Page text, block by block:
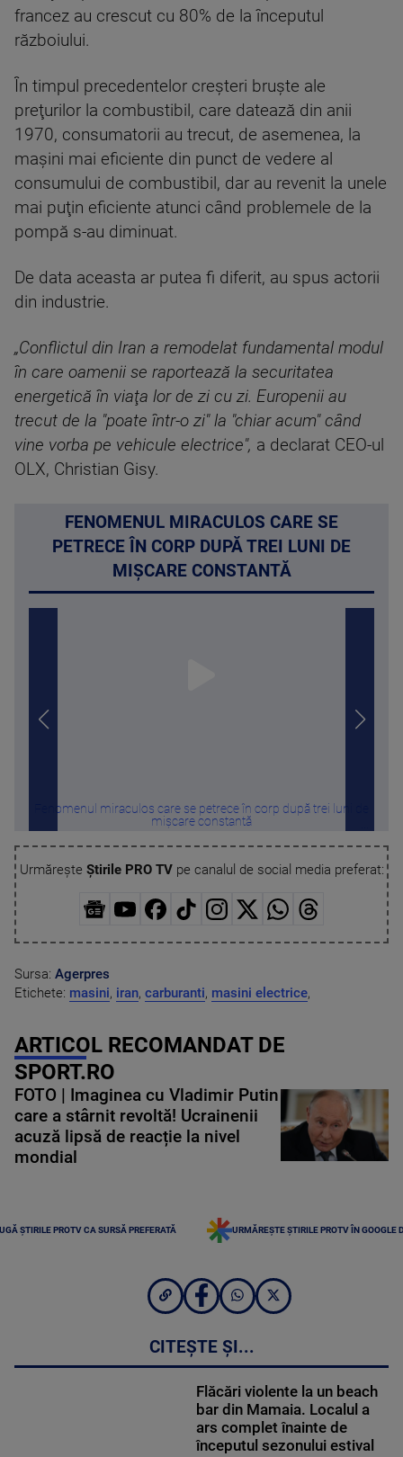
francez au crescut cu 80% de la începutul
războiului.
În timpul precedentelor creşteri bruşte ale
preţurilor la combustibil, care datează din anii
1970, consumatorii au trecut, de asemenea, la
maşini mai eficiente din punct de vedere al
consumului de combustibil, dar au revenit la unele
mai puţin eficiente atunci când problemele de la
pompă s-au diminuat.
De data aceasta ar putea fi diferit, au spus actorii
din industrie.
„Conflictul din Iran a remodelat fundamental modul
în care oamenii se raportează la securitatea
energetică în viaţa lor de zi cu zi. Europenii au
trecut de la "poate într-o zi" la "chiar acum" când
vine vorba pe vehicule electrice", a declarat CEO-ul
OLX, Christian Gisy.
FENOMENUL MIRACULOS CARE SE
PETRECE ÎN CORP DUPĂ TREI LUNI DE
MIȘCARE CONSTANTĂ
Fenomenul miraculos care se petrece în corp după trei luni de
mișcare constantă
Urmărește Știrile PRO TVpe canalul de social media preferat:
Sursa: Agerpres
Etichete: masini, iran, carburanti, masini electrice,
ARTICOL RECOMANDAT DE
SPORT.RO
FOTO | Imaginea cu Vladimir Putin
care a stârnit revoltă! Ucrainenii
acuză lipsă de reacție la nivel
mondial
ȘTIRILE PROTV CA SURSĂ PREFERATĂ URMĂREȘTE ȘTIRILE PROTV ÎN GOOGLE
CITEȘTE ȘI...
Flăcări violente la un beach
bar din Mamaia. Localul a
ars complet înainte de
începutul sezonului estival